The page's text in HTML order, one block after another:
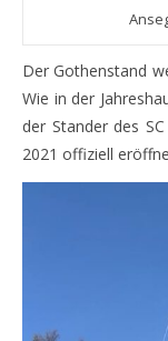
Der Gothenstand weht wieder am Flaggenmast des SC Gothia!
Wie in der
der Stander des
2021 offiziell